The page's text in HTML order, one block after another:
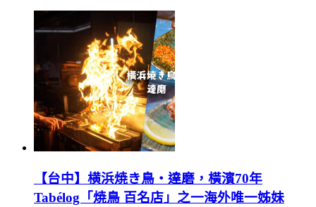
【台中】横浜焼き鳥‧達磨，橫濱70年
Tabélog「焼鳥 百名店」之一海外唯一姊妹